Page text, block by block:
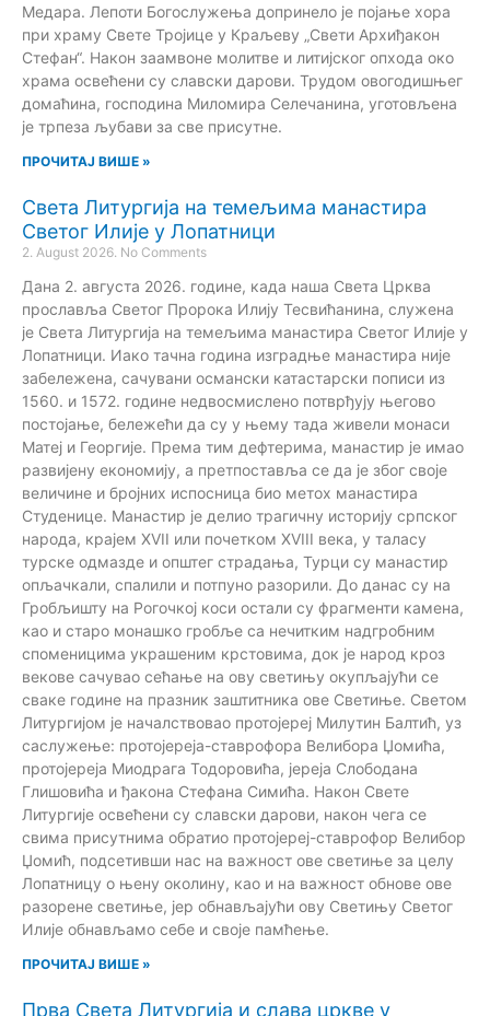
Медара. Лепоти Богослужења допринело је појање хора
при храму Свете Тројице у Краљеву „Свети Архиђакон
Стефан“. Након заамвоне молитве и литијског опхода око
храма освећени су славски дарови. Трудом овогодишњег
домаћина, господина Миломира Селечанина, уготовљена
је трпеза љубави за све присутне.
ПРОЧИТАЈ ВИШЕ »
Света Литургија на темељима манастира
Светог Илије у Лопатници
2. August 2026. No Comments
Дана 2. августа 2026. године, када наша Света Црква
прославља Светог Пророка Илију Тесвићанина, служена
је Света Литургија на темељима манастира Светог Илије у
Лопатници. Иако тачна година изградње манастира није
забележена, сачувани османски катастарски пописи из
1560. и 1572. године недвосмислено потврђују његово
постојање, бележећи да су у њему тада живели монаси
Матеј и Георгије. Према тим дефтерима, манастир је имао
развијену економију, а претпоставља се да је због своје
величине и бројних испосница био метох манастира
Студенице. Манастир је делио трагичну историју српског
народа, крајем XVII или почетком XVIII века, у таласу
турске одмазде и општег страдања, Турци су манастир
опљачкали, спалили и потпуно разорили. До данас су на
Гробљишту на Рогочкој коси остали су фрагменти камена,
као и старо монашко гробље са нечитким надгробним
споменицима украшеним крстовима, док је народ кроз
векове сачувао сећање на ову светињу окупљајући се
сваке године на празник заштитника ове Светиње. Светом
Литургијом је началствовао протојереј Милутин Балтић, уз
саслужење: протојереја-ставрофора Велибора Џомића,
протојереја Миодрага Тодоровића, јереја Слободана
Глишовића и ђакона Стефана Симића. Након Свете
Литургије освећени су славски дарови, након чега се
свима присутнима обратио протојереј-ставрофор Велибор
Џомић, подсетивши нас на важност ове светиње за целу
Лопатницу о њену околину, као и на важност обнове ове
разорене светиње, јер обнављајући ову Светињу Светог
Илије обнављамо себе и своје памћење.
ПРОЧИТАЈ ВИШЕ »
Прва Света Литургија и слава цркве у